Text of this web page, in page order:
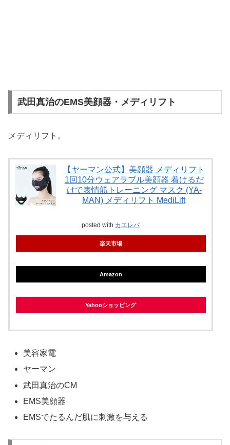
武田真治のEMS美顔器・メディリフト
メディリフト。
【ヤーマン公式】美顔器 メディリフト
1回10分ウェアラブル美顔器 着けるだ
けで表情筋トレーニング マスク (YA-
MAN) メディリフト MediLift
posted with カエレバ
楽天市場
Amazon
Yahooショッピング
美容家電
ヤーマン
武田真治のCM
EMS美顔器
EMSでたるんだ肌に刺激を与える